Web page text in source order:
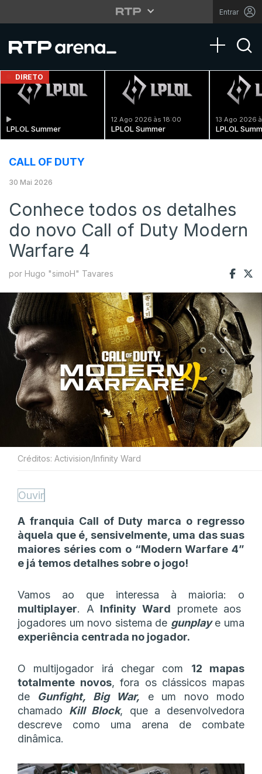
Entrar
Toggle
DIRETO
LPLOL Summer
12 Ago 2026 às 18:00
LPLOL Summer
13 Ago 2026
LPLOL
CALL OF DUTY
30 Mai 2026
Conhece todos os detalhes
do novo Call of Duty Modern
Warfare 4
por Hugo "simoH" Tavares
Créditos: Activision/Infinity Ward
Ouvir
A franquia Call of Duty marca o regresso
àquela que é, sensivelmente, uma das suas
maiores séries com o “Modern Warfare 4”
e já temos detalhes sobre o jogo!
Vamos ao que interessa à maioria: o
multiplayer. A Infinity Ward promete aos
jogadores um novo sistema de gunplaye uma
experiência centrada no jogador.
O multijogador irá chegar com 12 mapas
totalmente novos, fora os clássicos mapas
de Gunfight, Big War, e um novo modo
chamado Kill Block, que a desenvolvedora
descreve como uma arena de combate
dinâmica.